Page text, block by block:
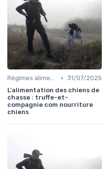
Régimes alimentaires spécifiques • 31/07/2025
L'alimentation des chiens de
chasse : truffe-et-
compagnie com nourriture
chiens